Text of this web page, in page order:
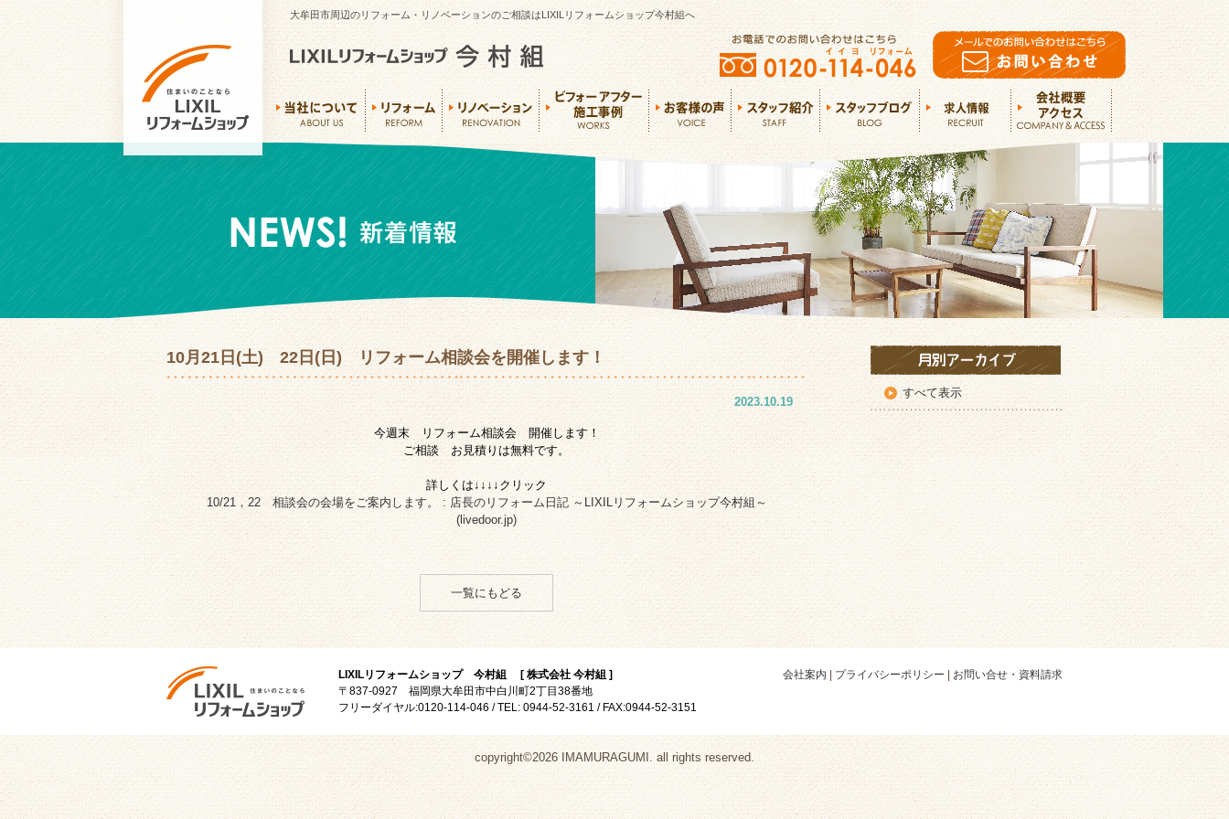
大牟田市周辺のリフォーム・リノベーションのご相談はLIXILリフォームショップ今村組へ
10月21日(土) 22日(日) リフォーム相談会を開催します！
2023.10.19
今週末 リフォーム相談会 開催します！
ご相談 お見積りは無料です。
詳しくは↓↓↓↓クリック
10/21，22 相談会の会場をご案内します。 : 店長のリフォーム日記 ～LIXILリフォームショップ今村組～
(livedoor.jp)
一覧にもどる
すべて表示
LIXILリフォームショップ 今村組 [ 株式会社 今村組 ]
〒837-0927 福岡県大牟田市中白川町2丁目38番地
フリーダイヤル:0120-114-046 / TEL: 0944-52-3161 / FAX:0944-52-3151
会社案内 プライバシーポリシー お問い合せ・資料請求
copyright©2026 IMAMURAGUMI. all rights reserved.